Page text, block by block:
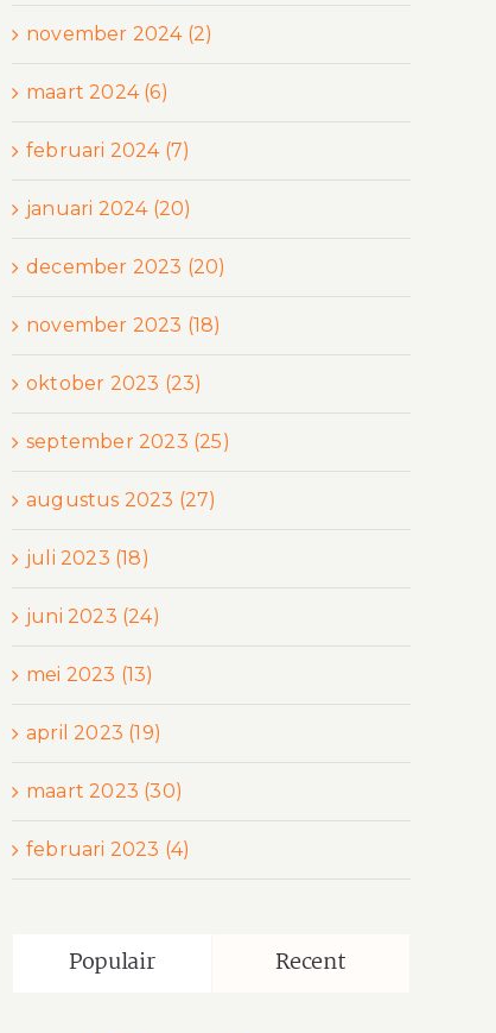
november 2024 (2)
maart 2024 (6)
februari 2024 (7)
januari 2024 (20)
december 2023 (20)
november 2023 (18)
oktober 2023 (23)
september 2023 (25)
augustus 2023 (27)
juli 2023 (18)
juni 2023 (24)
mei 2023 (13)
april 2023 (19)
maart 2023 (30)
februari 2023 (4)
Populair Recent